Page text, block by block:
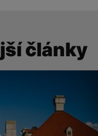
články